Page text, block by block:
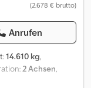
(2.678 € brutto)
Anrufen
14.610 kg,
2 Achsen,